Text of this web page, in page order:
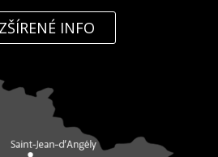
INFO